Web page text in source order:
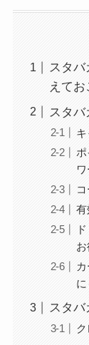
スタバ
えてお
スタバ
ポ
有
スタバ